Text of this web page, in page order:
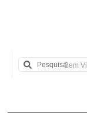
Bem